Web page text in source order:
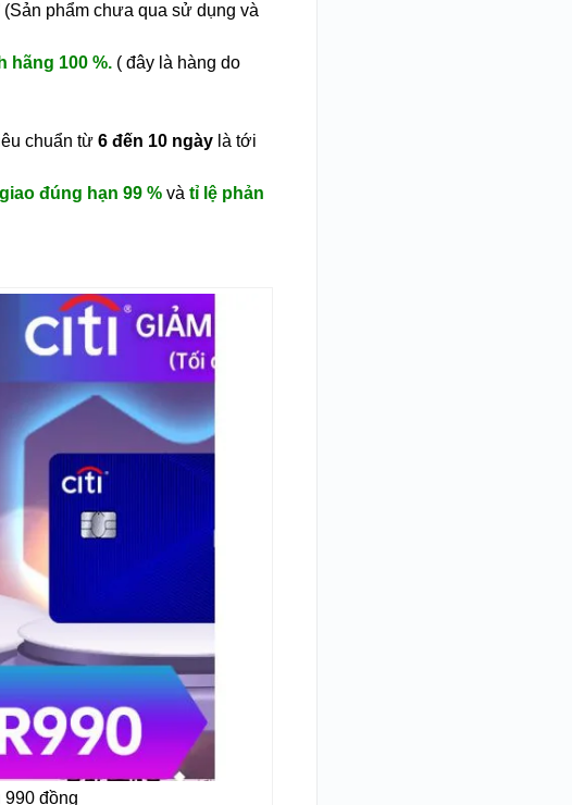
phẩm chưa qua sử dụng và
hãng 100 %. ( đây là hàng do
chuẩn từ 6 đến 10 ngày là tới
giao đúng hạn 99 % vàtỉ lệ phản
990 đồng